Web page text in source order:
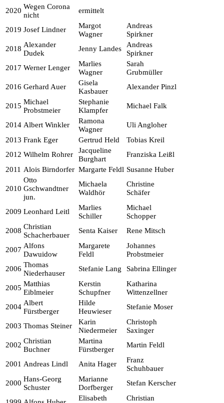
2020 Wegen Corona
nicht
ermittelt
2019 Josef Lindner
Margot
Wagner
Andreas
Spirkner
2018 Alexander
Dudek
Jenny Landes
Andreas
Spirkner
2017 Werner Lenger
Marlies
Wagner
Sarah
Grubmüller
2016 Gerhard Auer
Gisela
Kasbauer
Alexander Pinzl
2015 Michael
Probstmeier
Stephanie
Klampfer
Michael Falk
2014 Albert Winkler
Ramona
Wagner
Uli Angloher
2013 Frank Eger Gertrud Held
Tobias Kreil
2012 Wilhelm Rohrer
Jacqueline
Burghart
Franziska Leißl
2011 Alois Birndorfer Margarte Feldl Susanne Huber
2010
Otto
Gschwandtner
jun.
Michaela
Waldhör
Christine
Schäfer
2009 Leonhard Leitl
Marlies
Schiller
Michael
Schopper
2008 Christian
Schacherbauer
Senta Kaiser Rene Mitsch
2007 Alfons
Dawuidow
Margarete
Feldl
Johannes
Probstmeier
2006 Thomas
Niederhauser
Stefanie Lang Sabrina Ellinger
2005 Matthias
Eiblmeier
Kerstin
Schupfner
Katharina
Wittenzellner
2004 Albert
Fürstberger
Hilde
Heuwieser
Stefanie Moser
2003 Thomas Steiner
Karin
Niedermeier
Christoph
Saxinger
2002 Christian
Buchner
Martina
Fürstberger
Martin Feldl
2001 Andreas Lindl Anita Hager
Franz
Schuhbauer
2000 Hans-Georg
Schuster
Marianne
Dorfberger
Stefan Kerscher
Elisabeth
Christian